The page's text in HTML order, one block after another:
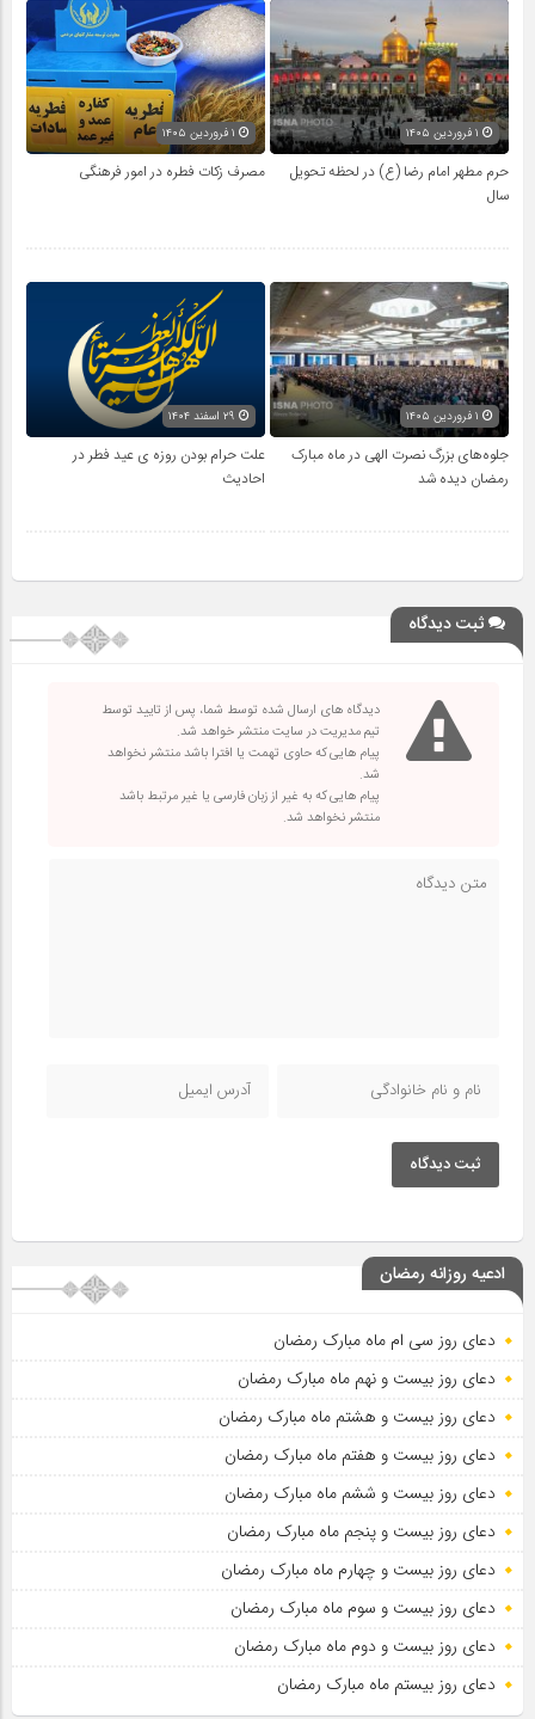
حرم مطهر امام رضا (ع) در لحظه تحویل
سال
مصرف زکات فطره در امور فرهنگی
جلوه‌های بزرگ نصرت الهی در ماه مبارک
رمضان دیده شد
علت حرام بودن روزه ی عید فطر در
احادیث
ثبت دیدگاه
دیدگاه های ارسال شده توسط شما، پس از تایید توسط
تیم مدیریت در سایت منتشر خواهد شد.
پیام هایی که حاوی تهمت یا افترا باشد منتشر نخواهد
شد.
پیام هایی که به غیر از زبان فارسی یا غیر مرتبط باشد
منتشر نخواهد شد.
ثبت دیدگاه
ادعیه روزانه رمضان
دعای روز سی ام ماه مبارک رمضان
دعای روز بیست و نهم ماه مبارک رمضان
دعای روز بیست و هشتم ماه مبارک رمضان
دعای روز بیست و هفتم ماه مبارک رمضان
دعای روز بیست و ششم ماه مبارک رمضان
دعای روز بیست و پنجم ماه مبارک رمضان
دعای روز بیست و چهارم ماه مبارک رمضان
دعای روز بیست و سوم ماه مبارک رمضان
دعای روز بیست و دوم ماه مبارک رمضان
دعای روز بیستم ماه مبارک رمضان